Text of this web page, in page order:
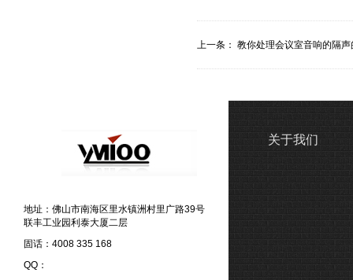
上一条： 教你处理会议室音响的隔声
地址：佛山市南海区里水镇洲村里广路39号
联丰工业园利泰大厦二层
固话：4008 335 168
QQ：
关于我们